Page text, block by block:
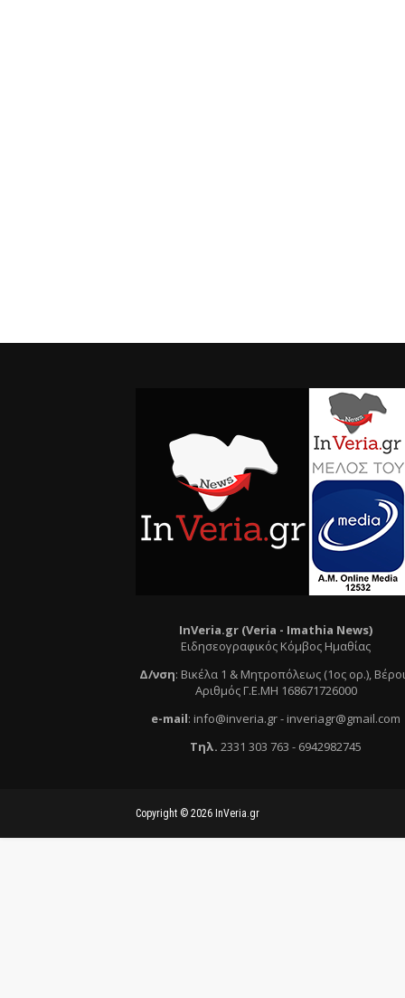
InVeria.gr (Veria - Ιmathia News)
Ειδησεογραφικός Κόμβος Ημαθίας
Δ/νση: Βικέλα 1 & Μητροπόλεως (1ος ορ.),
Αριθμός Γ.Ε.ΜΗ 168671726000
e-mail: info@inveria.gr- inveriagr@gmail.com
Τηλ. 2331 303 763 - 6942982745
Copyright © 2026 InVeria.gr